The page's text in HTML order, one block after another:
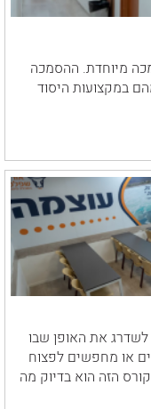
מיוחדת. ההסמכה
במקצועות היסוד
לשדרג את האופן שבו
או מחפשים לפצוח
הזה הוא בדיוק מה